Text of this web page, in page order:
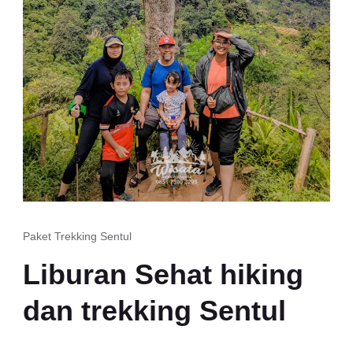
Paket Trekking Sentul
Liburan Sehat hiking
dan trekking Sentul